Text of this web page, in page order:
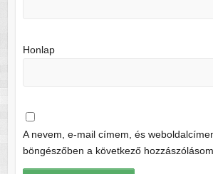
Honlap
A nevem, e-mail címem, és
böngészőben a következő